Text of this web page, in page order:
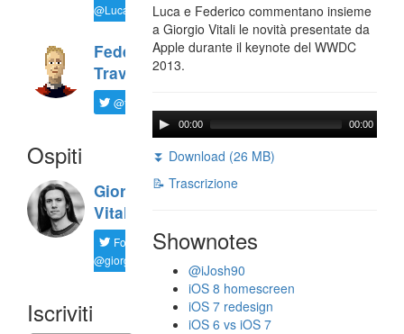
@LucaTNT
Federico
Travaini
@ftrava
Ospiti
Giorgio
Vitali
Follow
@giorgio__vit
Iscriviti
Luca e Federico commentano insieme
a Giorgio Vitali le novità presentate da
Apple durante il keynote del WWDC
2013.
00:00 00:00
⏬ Download (26 MB)
📝 Trascrizione
Shownotes
@iJosh90
iOS 8 homescreen
iOS 7 redesign
iOS 6 vs iOS 7